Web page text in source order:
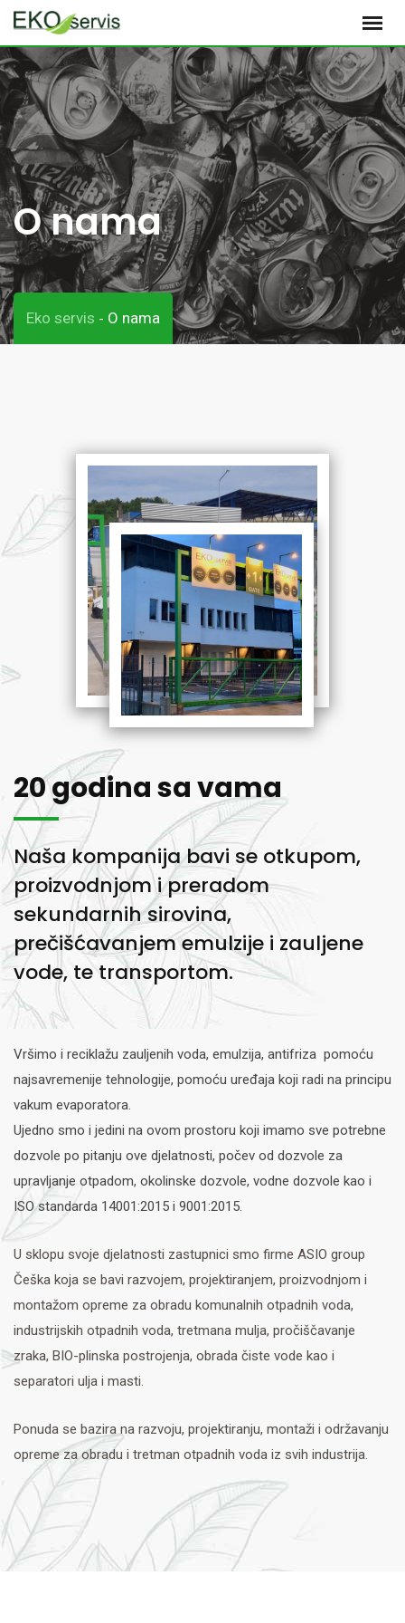
i
p
o
o
n
t
e
n
t
O nama
Eko servis - O nama
20 godina sa vama
Naša kompanija bavi se otkupom,
proizvodnjom i preradom
sekundarnih sirovina,
prečišćavanjem emulzije i zauljene
vode, te transportom.
Vršimo i reciklažu zauljenih voda, emulzija, antifriza pomoću
najsavremenije tehnologije, pomoću uređaja koji radi na principu
vakum evaporatora.
Ujedno smo i jedini na ovom prostoru koji imamo sve potrebne
dozvole po pitanju ove djelatnosti, počev od dozvole za
upravljanje otpadom, okolinske dozvole, vodne dozvole kao i
ISO standarda 14001:2015 i 9001:2015.
U sklopu svoje djelatnosti zastupnici smo firme ASIO group
Češka koja se bavi razvojem, projektiranjem, proizvodnjom i
montažom opreme za obradu komunalnih otpadnih voda,
industrijskih otpadnih voda, tretmana mulja, pročiščavanje
zraka, BIO-plinska postrojenja, obrada čiste vode kao i
separatori ulja i masti.
Ponuda se bazira na razvoju, projektiranju, montaži i održavanju
opreme za obradu i tretman otpadnih voda iz svih industrija.